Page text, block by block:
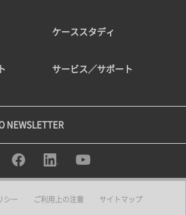
ケーススタディ
サービス／サポート
NEWSLETTER
シー ご利用上の注意 サイトマップ